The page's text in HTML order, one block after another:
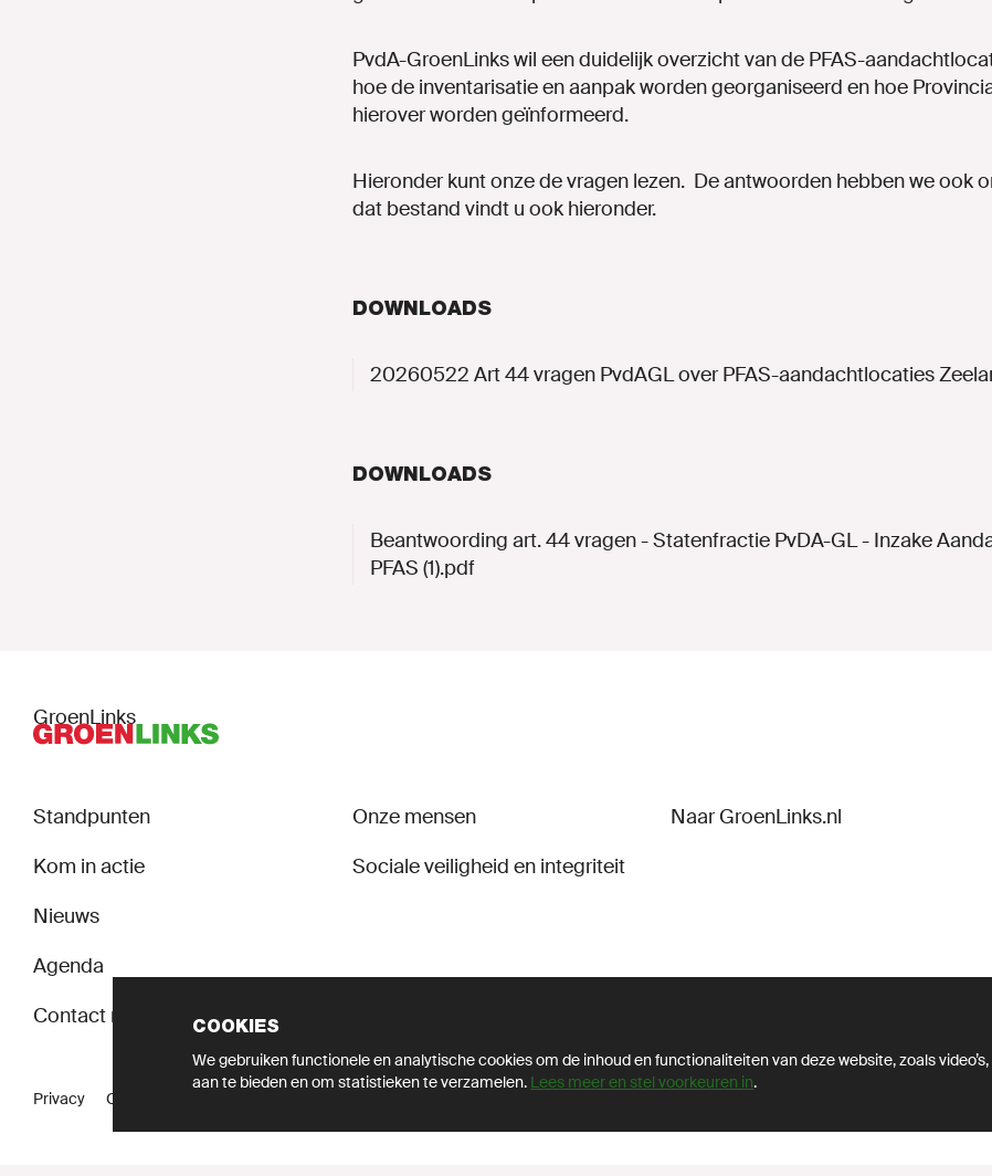
COOKIES
We gebruiken functionele en analytische cookies om de inhoud en functionaliteiten van deze website, zoals video’s,
aan te bieden en om statistieken te verzamelen. Lees meer en stel voorkeuren in.
PvdA-GroenLinks wil een duidelijk overzicht van de PFAS-
hoe de inventarisatie en aanpak worden georganiseerd en hoe
hierover worden geïnformeerd.
Hieronder kunt onze de vragen lezen. De antwoorden hebben we ook
dat bestand vindt u ook hieronder.
DOWNLOADS
20260522 Art 44 vragen PvdAGL over PFAS-aandachtlocaties
DOWNLOADS
Beantwoording art. 44 vragen - Statenfractie PvDA-GL - Inzake
PFAS (1).pdf
GroenLinks
Standpunten
Kom in actie
Nieuws
Agenda
Contact met de fractie
Onze mensen
Sociale veiligheid en integriteit
Naar GroenLinks.nl
Privacy Cookie instellingen